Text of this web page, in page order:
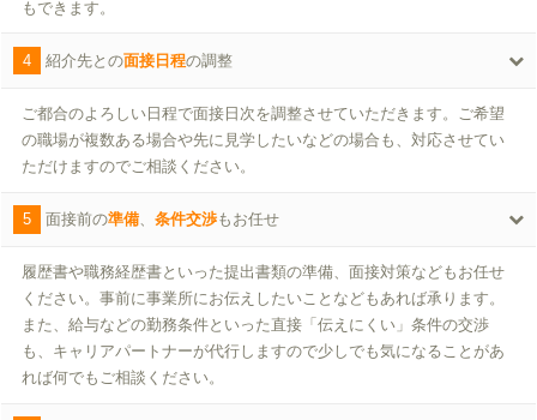
もできます。
4 紹介先との面接日程の調整
ご都合のよろしい日程で面接日次を調整させていただきます。ご希望
の職場が複数ある場合や先に見学したいなどの場合も、対応させてい
ただけますのでご相談ください。
5 面接前の準備、 条件交渉もお任せ
履歴書や職務経歴書といった提出書類の準備、面接対策などもお任せ
ください。事前に事業所にお伝えしたいことなどもあれば承ります。
また、給与などの勤務条件といった直接「伝えにくい」条件の交渉
も、キャリアパートナーが代行しますので少しでも気になることがあ
れば何でもご相談ください。